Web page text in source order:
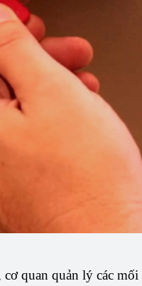
quan quản lý các mối